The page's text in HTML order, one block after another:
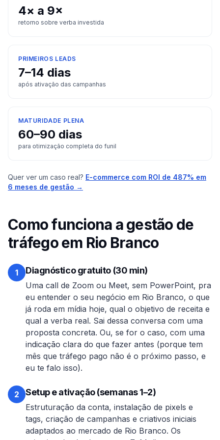
4× a 9×
retorno sobre verba investida
PRIMEIROS LEADS
7–14 dias
após ativação das campanhas
MATURIDADE PLENA
60–90 dias
para otimização completa do funil
Quer ver um caso real? E-commerce com ROI de 487% em
6 meses de gestão →
Como funciona a gestão de
tráfego em Rio Branco
1 Diagnóstico gratuito (30 min)
Uma call de Zoom ou Meet, sem PowerPoint, pra
eu entender o seu negócio em Rio Branco, o que
já roda em mídia hoje, qual o objetivo de receita e
qual a verba real. Sai dessa conversa com uma
proposta concreta. Ou, se for o caso, com uma
indicação clara do que fazer antes (porque tem
mês que tráfego pago não é o próximo passo, e
eu te falo isso).
2 Setup e ativação (semanas 1–2)
Estruturação da conta, instalação de pixels e
tags, criação de campanhas e criativos iniciais
adaptados ao mercado de Rio Branco. Os